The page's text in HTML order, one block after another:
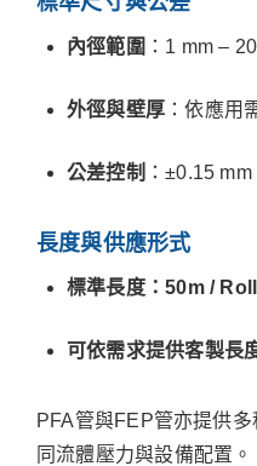
內徑範圍 ：1 mm –
外徑與壁厚 ：依應用
公差控制 ：±0.15
長度與供應形式
標準長度：50m /
可依需求提供客製長
PFA管與FEP管亦提供
同流體壓力與設備配置。